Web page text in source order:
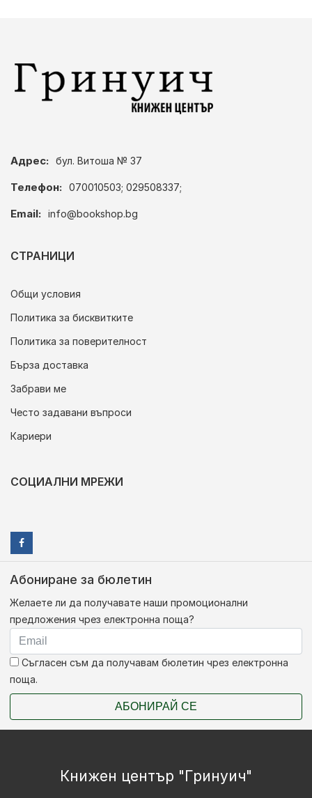
Адрес: бул. Витоша № 37
Телефон: 070010503; 029508337;
Email: info@bookshop.bg
СТРАНИЦИ
Общи условия
Политика за бисквитките
Политика за поверителност
Бърза доставка
Забрави ме
Често задавани въпроси
Кариери
СОЦИАЛНИ МРЕЖИ
Абониране за бюлетин
Желаете ли да получавате наши промоционални
предложения чрез електронна поща?
Съгласен съм да получавам бюлетин чрез електронна
поща.
АБОНИРАЙ СЕ
Книжен център "Гринуич"